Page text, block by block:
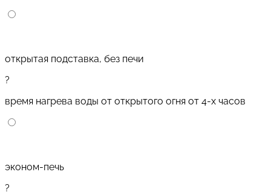
открытая подставка, без печи
?
время нагрева воды от открытого огня от 4-х часов
эконом-печь
?